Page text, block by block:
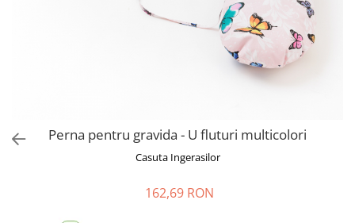
Perna pentru gravida - U fluturi multicolori
Casuta Ingerasilor
162,69 RON